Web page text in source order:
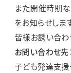
また開催時期
をお知らせしま
皆様お誘い合わ
お問い合わせ先
子ども発達支援